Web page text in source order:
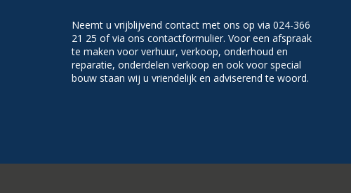
Neemt u vrijblijvend contact met ons op via 024-366
21 25 of via ons contactformulier. Voor een afspraak
te maken voor verhuur, verkoop, onderhoud en
reparatie, onderdelen verkoop en ook voor special
bouw staan wij u vriendelijk en adviserend te woord.